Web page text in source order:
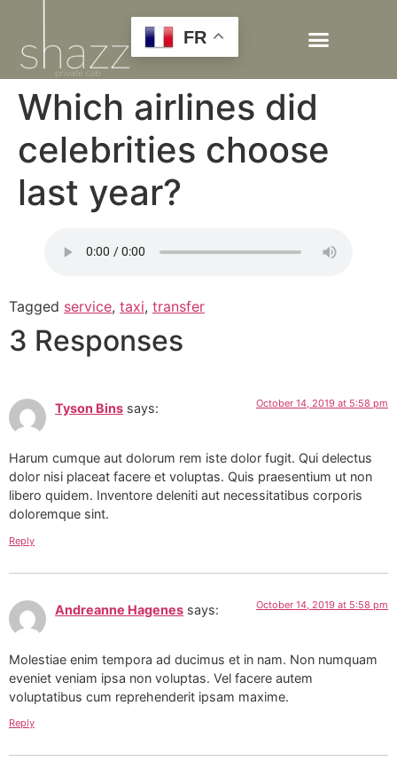
FR
Which airlines did
celebrities choose
last year?
Tagged service, taxi, transfer
3 Responses
Tyson Bins says: October 14, 2019 at 5:58 pm
Harum cumque aut dolorum rem iste dolor fugit. Qui delectus
dolor nisi placeat facere et voluptas. Quis praesentium ut non
libero quidem. Inventore deleniti aut necessitatibus corporis
doloremque sint.
Reply
Andreanne Hagenes says: October 14, 2019 at 5:58 pm
Molestiae enim tempora ad ducimus et in nam. Non numquam
eveniet veniam ipsa non voluptas. Vel facere autem
voluptatibus cum reprehenderit ipsam maxime.
Reply